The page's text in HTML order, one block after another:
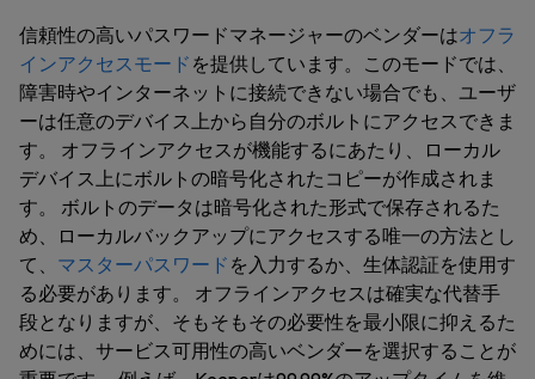
信頼性の高いパスワードマネージャーのベンダーはオフラ
インアクセスモード を提供しています。このモードでは、
障害時やインターネットに接続できない場合でも、ユーザ
ーは任意のデバイス上から自分のボルトにアクセスできま
す。 オフラインアクセスが機能するにあたり、ローカル
デバイス上にボルトの暗号化されたコピーが作成されま
す。 ボルトのデータは暗号化された形式で保存されるた
め、ローカルバックアップにアクセスする唯一の方法とし
て、 マスターパスワード を入力するか、生体認証を使用す
る必要があります。 オフラインアクセスは確実な代替手
段となりますが、そもそもその必要性を最小限に抑えるた
めには、サービス可用性の高いベンダーを選択することが